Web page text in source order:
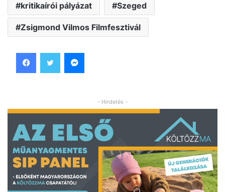
kritikaírói pályázat Szeged
Zsigmond Vilmos Filmfesztivál
- Hirdetés -